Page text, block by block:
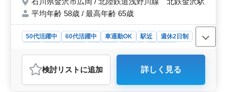
CAD操作あり ・資料作成業務 等 ＊備考＊
資格手当支給・単身赴任宿舎完備・週休2日
制・車通勤可能・駅徒歩圏内・社会保険完備
1級土木施工管理技士資格必須になります！
お気軽にご相談ください！！
平均年齢 58歳 / 最高年齢 65歳
50代活躍中 60代活躍中 車通勤OK 駅近
週休2日制
建設コンサルタント
おすすめポイント
＜経験者優遇＞ 当社では、発注者支援業務の経験をお
検討リスト に追加 詳しく見る